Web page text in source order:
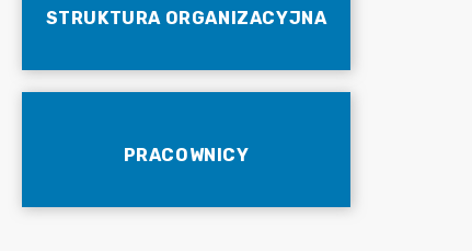
STRUKTURA ORGANIZACYJNA
PRACOWNICY